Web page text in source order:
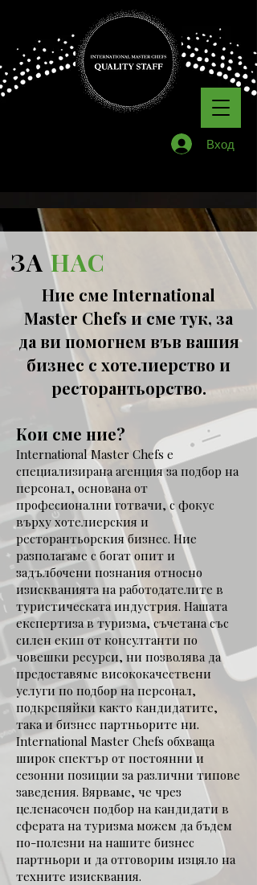
Вход
ЗАНАС
Ние сме International
Master Chefs и сме тук, за
да ви помогнем във вашия
бизнес с хотелиерство и
ресторантьорство.
Кои сме ние?
International Master Chefs е
специализирана агенция за подбор на
персонал, основана от
професионални готвачи, с фокус
върху хотелиерския и
ресторантьорския бизнес. Ние
разполагаме с богат опит и
задълбочени познания относно
изискванията на работодателите в
туристическата индустрия. Нашата
експертиза в туризма, съчетана със
силен екип от консултанти по
човешки ресурси, ни позволява да
предоставяме висококачествени
услуги по подбор на персонал,
подкрепяйки както кандидатите,
така и бизнес партньорите ни.
International Master Chefs обхваща
широк спектър от постоянни и
сезонни позиции за различни типове
заведения. Вярваме, че чрез
целенасочен подбор на кандидати в
сферата на туризма можем да бъдем
по-полезни на нашите бизнес
партньори и да отговорим изцяло на
техните изисквания.